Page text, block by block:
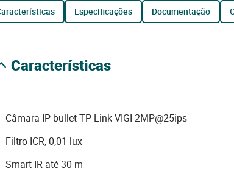
características especificações documentação
características
Câmara IP bullet TP-Link VIGI 2MP@25ips
Filtro ICR, 0,01 lux
Smart IR até 30 m